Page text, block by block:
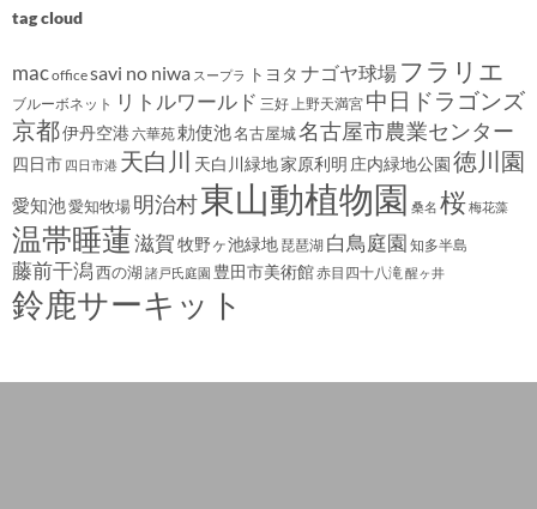
tag cloud
macofficesavi no niwa スープラ トヨタ ナゴヤ球場 フラリエ
ブルーボネット リトルワールド 三好上野天満宮 中日ドラゴンズ
京都伊丹空港 六華苑勅使池名古屋城名古屋市農業センター
四日市 四日市港 天白川 天白川緑地家原利明 庄内緑地公園徳川園
愛知池愛知牧場明治村東山動植物園 桑名 桜梅花藻
温帯睡蓮滋賀牧野ヶ池緑地 琵琶湖 白鳥庭園 知多半島
藤前干潟西の湖 諸戸氏庭園 豊田市美術館赤目四十八滝醒ヶ井
鈴鹿サーキット